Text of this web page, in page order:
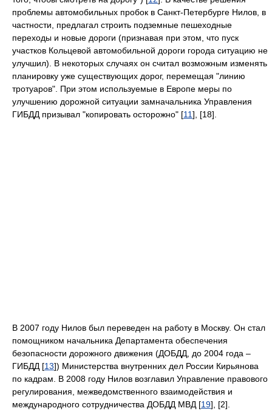
проблемы автомобильных пробок в Санкт-Петербурге Нилов, в
частности, предлагал строить подземные пешеходные
переходы и новые дороги (признавая при этом, что пуск
участков Кольцевой автомобильной дороги города ситуацию не
улучшил). В некоторых случаях он считал возможным изменять
планировку уже существующих дорог, перемещая "линию
тротуаров". При этом используемые в Европе меры по
улучшению дорожной ситуации замначальника Управления
ГИБДД призывал "копировать осторожно" [11], [18].
В 2007 году Нилов был переведен на работу в Москву. Он стал
помощником начальника Департамента обеспечения
безопасности дорожного движения (ДОБДД, до 2004 года –
ГИБДД [13]) Министерства внутренних дел России Кирьянова
по кадрам. В 2008 году Нилов возглавил Управление правового
регулирования, межведомственного взаимодействия и
международного сотрудничества ДОБДД МВД [19], [2].